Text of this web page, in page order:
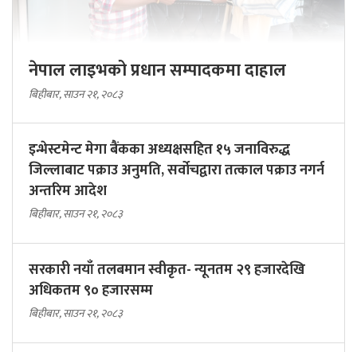
नेपाल लाइभको प्रधान सम्पादकमा दाहाल
बिहीबार, साउन २१, २०८३
इन्भेस्टमेन्ट मेगा बैंकका अध्यक्षसहित १५ जनाविरुद्ध
जिल्लाबाट पक्राउ अनुमति, सर्वोचद्वारा तत्काल पक्राउ नगर्न
अन्तरिम आदेश
बिहीबार, साउन २१, २०८३
सरकारी नयाँ तलबमान स्वीकृत- न्यूनतम २९ हजारदेखि
अधिकतम ९० हजारसम्म
बिहीबार, साउन २१, २०८३